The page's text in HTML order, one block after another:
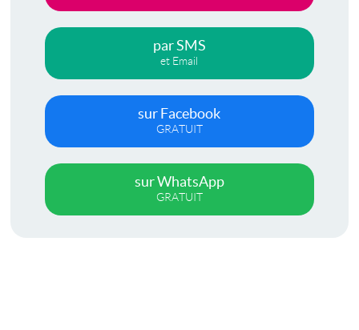
par SMS
et Email
sur Facebook
GRATUIT
sur WhatsApp
GRATUIT